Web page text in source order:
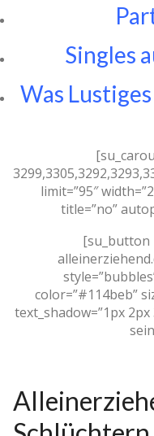
Singles
Was
limit=”95″
title=”no”
[su_button
color=”#114beb”
text_shadow=”1px